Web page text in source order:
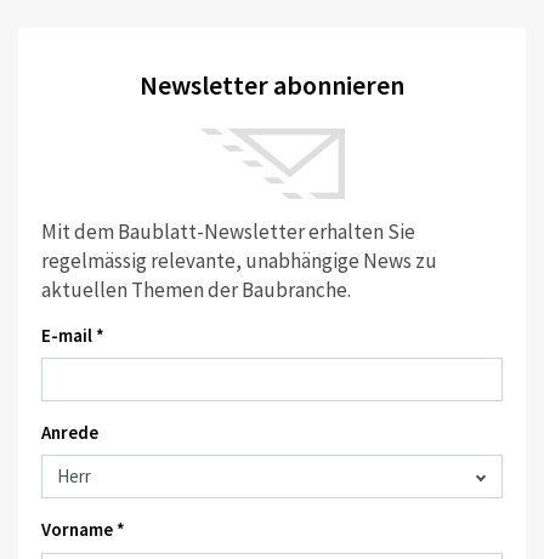
Newsletter abonnieren
Mit dem Baublatt-Newsletter erhalten Sie
regelmässig relevante, unabhängige News zu
aktuellen Themen der Baubranche.
E-mail *
Anrede
Vorname *